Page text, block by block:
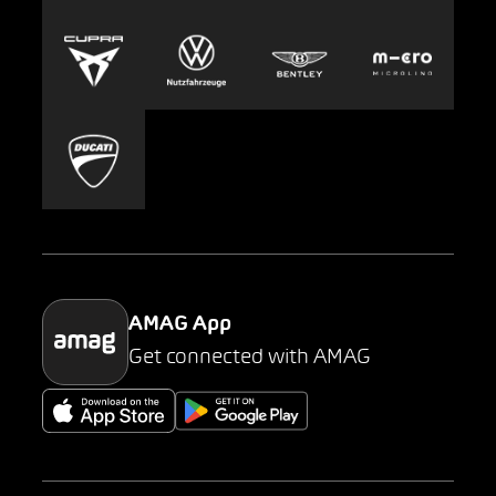
Europcar
Carsharing
Mobility-as-a-Service
Parking
Presse
AMAG App
Get connected with AMAG